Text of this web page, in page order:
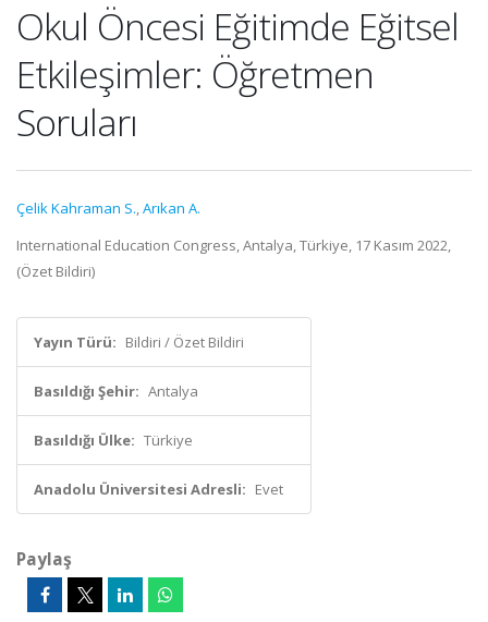
Okul Öncesi Eğitimde Eğitsel
Etkileşimler: Öğretmen
Soruları
Çelik Kahraman S.,Arıkan A.
International Education Congress, Antalya, Türkiye, 17 Kasım 2022,
(Özet Bildiri)
Yayın Türü: Bildiri / Özet Bildiri
Basıldığı Şehir: Antalya
Basıldığı Ülke: Türkiye
Anadolu Üniversitesi Adresli: Evet
Paylaş